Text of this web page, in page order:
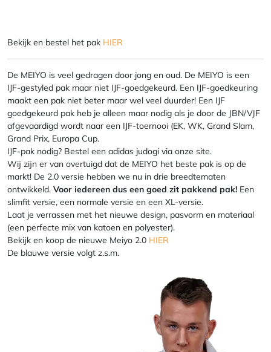
Bekijk en bestel het pak HIER
De MEIYO is veel gedragen door jong en oud. De MEIYO is een
IJF-gestyled pak maar niet IJF-goedgekeurd. Een IJF-goedkeuring
maakt een pak niet beter maar wel veel duurder! Een IJF
goedgekeurd pak heb je alleen maar nodig als je door de JBN/VJF
afgevaardigd wordt naar een IJF-toernooi (EK, WK, Grand Slam,
Grand Prix, Europa Cup.
IJF-pak nodig? Bestel een adidas judogi via onze site.
Wij zijn er van overtuigd dat de MEIYO het beste pak is op de
markt! De 2.0 versie hebben we nu in drie breedtematen
ontwikkeld. Voor iedereen dus een goed zit pakkend pak! Een
slimfit versie, een normale versie en een XL-versie.
Laat je verrassen met het nieuwe design, pasvorm en materiaal
(een perfecte mix van katoen en polyester).
Bekijk en koop de nieuwe Meiyo 2.0 HIER
De blauwe versie volgt z.s.m.